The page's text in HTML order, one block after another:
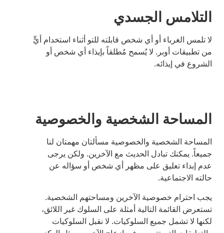
التلامس الجسدي
لا تلمس الغرباء أو أي شخص قابلته للتو أثناء استخدام أيٍّ
من تطبيقات أوبر. لا يُسمح مُطلقاً بإيذاء أي شخص أو
الشروع في إيذائه.
المساحة الشخصية والخصوصية
المساحة الشخصية والخصوصية مسألتان مهمتان لنا
جميعاً. يمكنك تبادل الحديث مع الآخرين. ولكن يرجى
عدم إبداء تعليق على مظهر أي شخص أو سؤاله عن
حالته الاجتماعية.
يجب احترام خصوصية الآخرين ومساحتهم الشخصية.
تستعرض القائمة التالية أمثلة على السلوك غير اللائق،
لكنها لا تشمل جميع السلوكيات. لا نقبل السلوكيات